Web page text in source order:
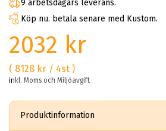
9 arbetsdagars leverans.
Köp nu. betala senare med Kustom.
2032 kr
( 8128 kr / 4st )
inkl. Moms och Miljöavgift
Produktinformation